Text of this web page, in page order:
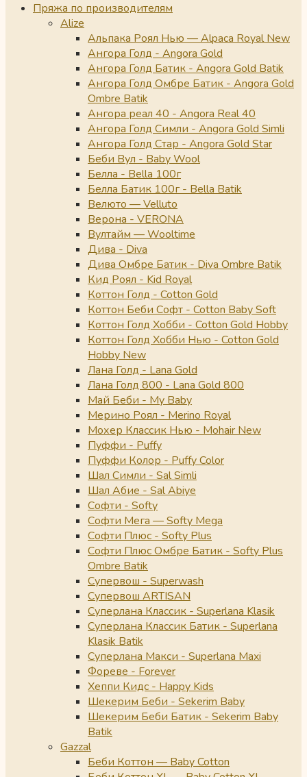
Пряжа по производителям
Alize
Альпака Роял Нью — Alpaca Royal New
Ангора Голд - Angora Gold
Ангора Голд Батик - Angora Gold Batik
Ангора Голд Омбре Батик - Angora Gold
Ombre Batik
Ангора реал 40 - Angora Real 40
Ангора Голд Симли - Angora Gold Simli
Ангора Голд Стар - Angora Gold Star
Беби Вул - Baby Wool
Белла - Bella 100г
Белла Батик 100г - Bella Batik
Велюто — Velluto
Верона - VERONA
Вултайм — Wooltime
Дива - Diva
Дива Омбре Батик - Diva Ombre Batik
Кид Роял - Kid Royal
Коттон Голд - Cotton Gold
Коттон Беби Софт - Cotton Baby Soft
Коттон Голд Хобби - Cotton Gold Hobby
Коттон Голд Хобби Нью - Cotton Gold
Hobby New
Лана Голд - Lana Gold
Лана Голд 800 - Lana Gold 800
Май Беби - My Baby
Мерино Роял - Merino Royal
Мохер Классик Нью - Mohair New
Пуффи - Puffy
Пуффи Колор - Puffy Color
Шал Симли - Sal Simli
Шал Абие - Sal Abiye
Софти - Softy
Софти Мега — Softy Mega
Софти Плюс - Softy Plus
Софти Плюс Омбре Батик - Softy Plus
Ombre Batik
Супервош - Superwash
Супервош ARTISAN
Суперлана Классик - Superlana Klasik
Суперлана Классик Батик - Superlana
Klasik Batik
Суперлана Макси - Superlana Maxi
Фореве - Forever
Хеппи Кидс - Happy Kids
Шекерим Беби - Sekerim Baby
Шекерим Беби Батик - Sekerim Baby
Batik
Gazzal
Беби Коттон — Baby Cotton